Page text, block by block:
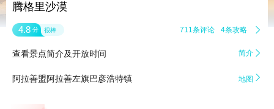
腾格里沙漠
4.8 分 很棒 711条评论 4条攻略 
查看景点简介及开放时间 简介 
阿拉善盟阿拉善左旗巴彦浩特镇 地图 